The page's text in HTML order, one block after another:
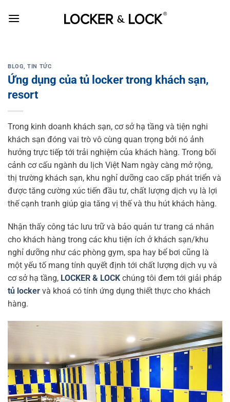
BLOG,TIN TỨC
Ứng dụng của tủ locker trong khách sạn,
resort
Trong kinh doanh khách sạn, cơ sở hạ tầng và tiện nghi
khách sạn đóng vai trò vô cùng quan trọng bởi nó ảnh
hưởng trực tiếp tới trải nghiệm của khách hàng. Trong bối
cảnh cơ cấu ngành du lịch Việt Nam ngày càng mở rộng,
thị trường khách sạn, khu nghỉ dưỡng cao cấp phát triển và
được tăng cường xúc tiến đầu tư, chất lượng dịch vụ là lợi
thế cạnh tranh giúp gia tăng vị thế và thu hút khách hàng.
Nhận thấy công tác lưu trữ và bảo quản tư trang cá nhân
cho khách hàng trong các khu tiện ích ở khách sạn/khu
nghỉ dưỡng như các phòng gym, spa hay bể bơi cũng là
một yếu tố mang tính quyết định tới chất lượng dịch vụ và
cơ sở hạ tầng, LOCKER & LOCK chúng tôi đem tới giải pháp
tủ locker và khoá có tính ứng dụng thiết thực cho khách
hàng.